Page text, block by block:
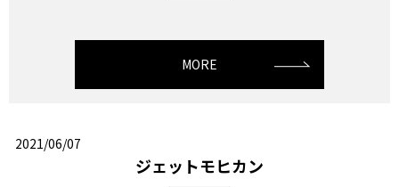
MORE
2021/06/07
ジェットモヒカン